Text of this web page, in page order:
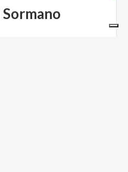
Sormano